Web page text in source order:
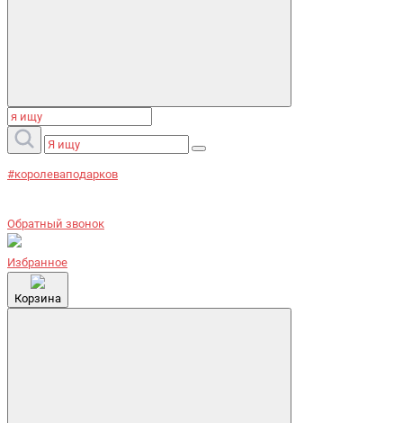
#королеваподарков
Обратный звонок
Избранное
Корзина